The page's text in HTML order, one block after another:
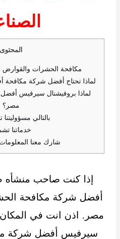
المحتوى
مكافحة الحشرات والقوارض
لماذا تحتاج أفضل شركة مكافحة
لماذا بروفيشنال سيرفيس
مصر؟
بالتالي
خدماتنا
شارك معنا
إذا كنت صاحب منشأه
أفضل شركة مكافحة
مصر. اذن انت في
سيرفيس أفضل شركة